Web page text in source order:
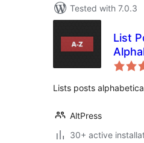
Tested with 7.0.3
List
Lists posts
AltPress
30+ active